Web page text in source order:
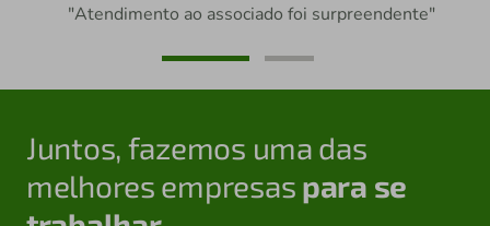
"Atendimento ao associado foi surpreendente"
Juntos, fazemos uma das
melhores empresas para se